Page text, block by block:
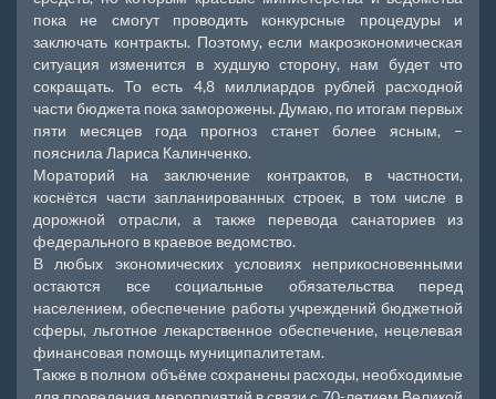
пока не смогут проводить конкурсные процедуры и
заключать контракты. Поэтому, если макроэкономическая
ситуация изменится в худшую сторону, нам будет что
сокращать. То есть 4,8 миллиардов рублей расходной
части бюджета пока заморожены. Думаю, по итогам первых
пяти месяцев года прогноз станет более ясным, –
пояснила Лариса Калинченко.
Мораторий на заключение контрактов, в частности,
коснётся части запланированных строек, в том числе в
дорожной отрасли, а также перевода санаториев из
федерального в краевое ведомство.
В любых экономических условиях неприкосновенными
остаются все социальные обязательства перед
населением, обеспечение работы учреждений бюджетной
сферы, льготное лекарственное обеспечение, нецелевая
финансовая помощь муниципалитетам.
Также в полном объёме сохранены расходы, необходимые